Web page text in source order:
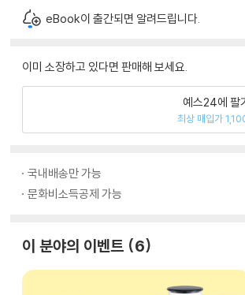
eBook이 출간되면 알려드립니다.
이미 소장하고 있다면 판매해 보세요.
예스24에 팔
최상 매입가
국내배송만 가능
문화비소득공제 가능
이 분야의 이벤트 6